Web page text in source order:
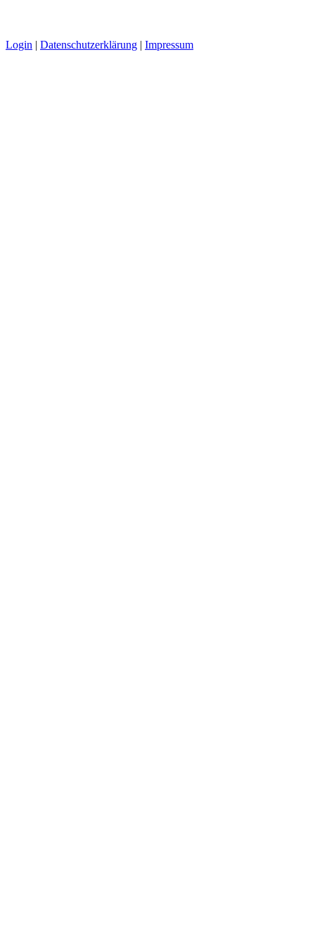
Login | Datenschutzerklärung | Impressum